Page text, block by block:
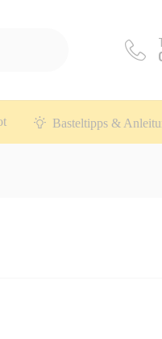
Basteltipps &